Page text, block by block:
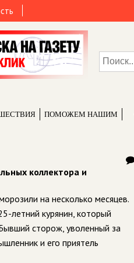
ПОМОЖЕМ НАШИМ
коллектора и
на несколько месяцев.
летний курянин, который
сторож, уволенный за
и его приятель